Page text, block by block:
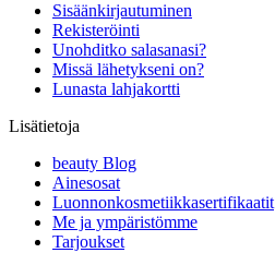
Sisäänkirjautuminen
Rekisteröinti
Unohditko salasanasi?
Missä lähetykseni on?
Lunasta lahjakortti
Lisätietoja
beauty Blog
Ainesosat
Luonnonkosmetiikkasertifikaatit
Me ja ympäristömme
Tarjoukset